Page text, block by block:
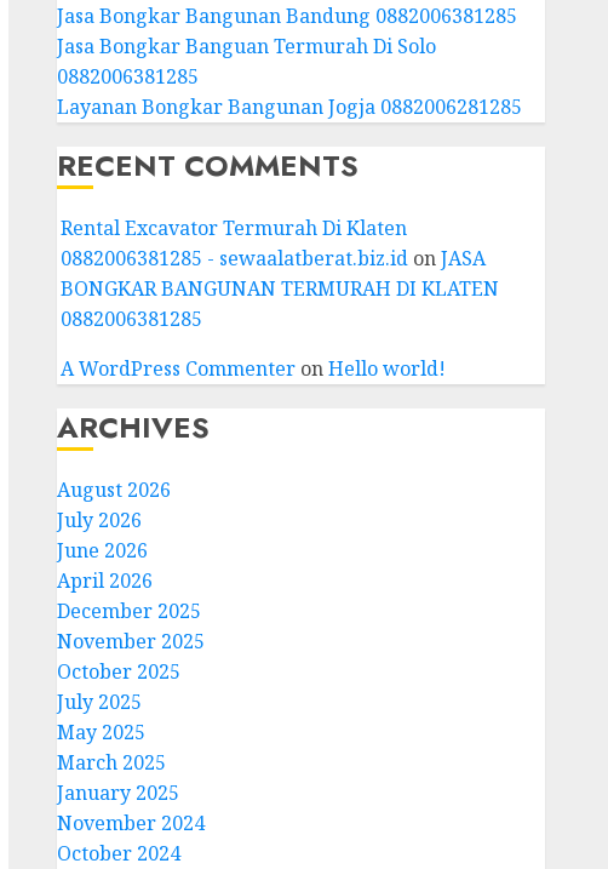
Jasa Bongkar Bangunan Bandung 0882006381285
Jasa Bongkar Banguan Termurah Di Solo
0882006381285
Layanan Bongkar Bangunan Jogja 0882006281285
RECENT COMMENTS
Rental Excavator Termurah Di Klaten
0882006381285 - sewaalatberat.biz.idonJASA
BONGKAR BANGUNAN TERMURAH DI KLATEN
0882006381285
A WordPress CommenteronHello world!
ARCHIVES
August 2026
July 2026
June 2026
April 2026
December 2025
November 2025
October 2025
July 2025
May 2025
March 2025
January 2025
November 2024
October 2024